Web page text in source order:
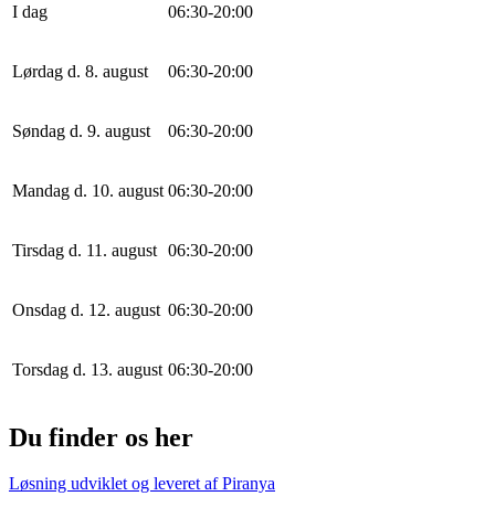
I dag 06:30-20:00
Lørdag d. 8. august 06:30-20:00
Søndag d. 9. august 06:30-20:00
Mandag d. 10. august 06:30-20:00
Tirsdag d. 11. august 06:30-20:00
Onsdag d. 12. august 06:30-20:00
Torsdag d. 13. august 06:30-20:00
Du finder os her
Løsning udviklet og leveret afPiranya